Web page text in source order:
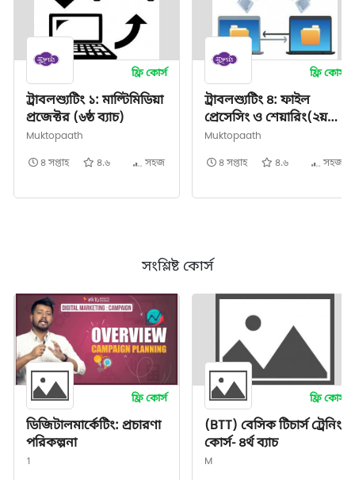
ফ্রি কোর্স
ট্রাবলশ্যুটিং ১: মাল্টিমিডিয়া
প্রজেক্টর (৬ষ্ঠ ব্যাচ)
Muktopaath
৪ সপ্তাহ
৪.৬ সহজ
ফ্রি কোর্স
ট্রাবলশ্যুটিং ৪: ফাইল
প্রেসেসিং ও শেয়ারিং(২য়
ব্যাচ )
Muktopaath
৪ সপ্তাহ
৪.৬ সহজ
সংশ্লিষ্ট কোর্স
ফ্রি কোর্স
ডিজিটালমার্কেটিং: প্রচারণা
পরিকল্পনা
1
ফ্রি কোর্স
(BTT) বেসিক টিচার্স ট্রেনিং
কোর্স- ৪র্থ ব্যাচ
M